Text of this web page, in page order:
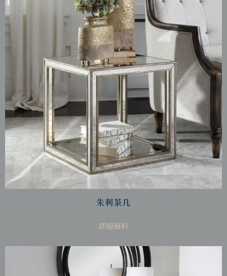
朱利茶几
詳細資料